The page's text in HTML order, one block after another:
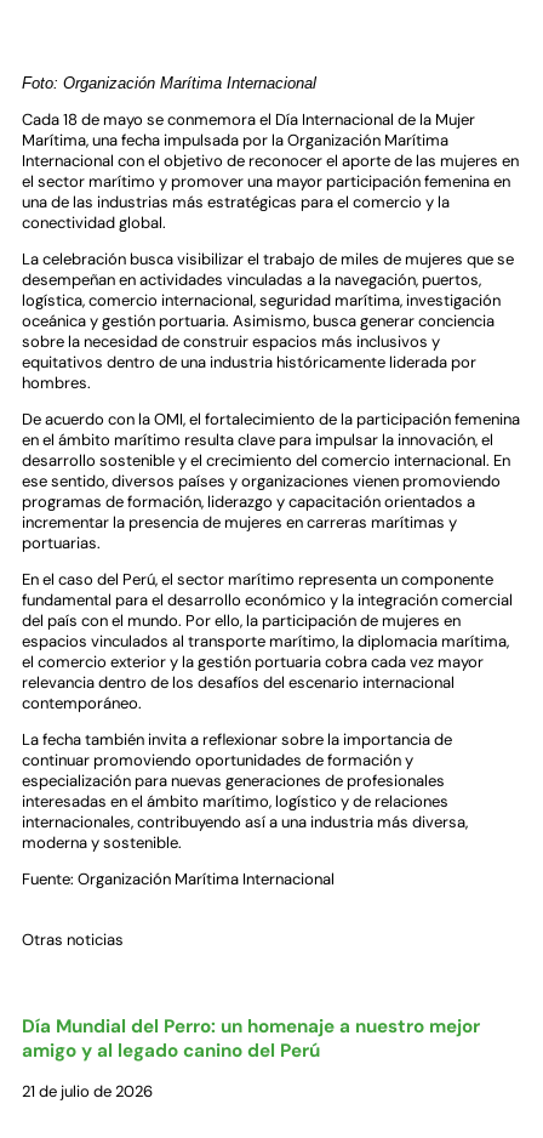
Foto: Organización Marítima Internacional
Cada 18 de mayo se conmemora el Día Internacional de la Mujer
Marítima, una fecha impulsada por la Organización Marítima
Internacional con el objetivo de reconocer el aporte de las mujeres en
el sector marítimo y promover una mayor participación femenina en
una de las industrias más estratégicas para el comercio y la
conectividad global.
La celebración busca visibilizar el trabajo de miles de mujeres que se
desempeñan en actividades vinculadas a la navegación, puertos,
logística, comercio internacional, seguridad marítima, investigación
oceánica y gestión portuaria. Asimismo, busca generar conciencia
sobre la necesidad de construir espacios más inclusivos y
equitativos dentro de una industria históricamente liderada por
hombres.
De acuerdo con la OMI, el fortalecimiento de la participación femenina
en el ámbito marítimo resulta clave para impulsar la innovación, el
desarrollo sostenible y el crecimiento del comercio internacional. En
ese sentido, diversos países y organizaciones vienen promoviendo
programas de formación, liderazgo y capacitación orientados a
incrementar la presencia de mujeres en carreras marítimas y
portuarias.
En el caso del Perú, el sector marítimo representa un componente
fundamental para el desarrollo económico y la integración comercial
del país con el mundo. Por ello, la participación de mujeres en
espacios vinculados al transporte marítimo, la diplomacia marítima,
el comercio exterior y la gestión portuaria cobra cada vez mayor
relevancia dentro de los desafíos del escenario internacional
contemporáneo.
La fecha también invita a reflexionar sobre la importancia de
continuar promoviendo oportunidades de formación y
especialización para nuevas generaciones de profesionales
interesadas en el ámbito marítimo, logístico y de relaciones
internacionales, contribuyendo así a una industria más diversa,
moderna y sostenible.
Fuente: Organización Marítima Internacional
Otras noticias
Día Mundial del Perro: un homenaje a nuestro mejor
amigo y al legado canino del Perú
21 de julio de 2026